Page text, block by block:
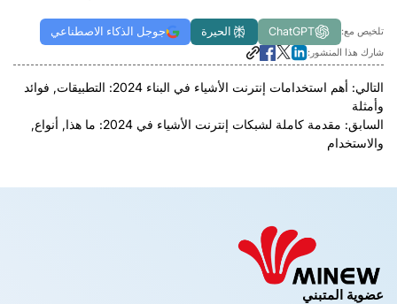
تلخيص مع: ChatGPT الحيرة جوجل الذكاء الاصطناعي
شارك هذا المنشور:
التالي:
أهم استخدامات إنترنت الأشياء في البناء 2024: التطبيقات, فوائد
وأمثلة
السابق:
مقدمة كاملة لشبكات إنترنت الأشياء في 2024: ما هذا, أنواع,
والاستخدام
عضوية المتبني